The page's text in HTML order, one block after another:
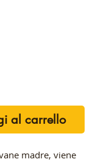
al carrello
madre, viene